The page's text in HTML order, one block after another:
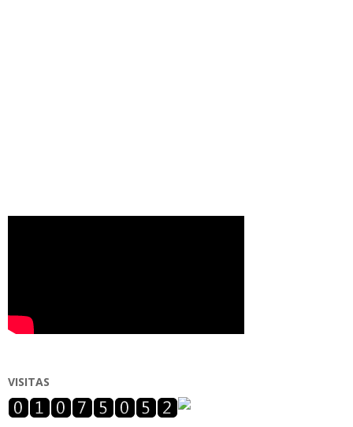
VISITAS